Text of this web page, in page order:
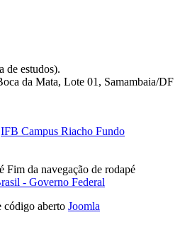
de estudos).
da Mata, Lote 01, Samambaia/DF
IFB Campus Riacho Fundo
Fim da navegação de rodapé
aberto Joomla